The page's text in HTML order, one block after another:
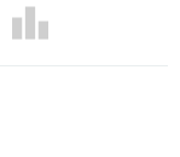
leaderboard